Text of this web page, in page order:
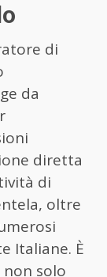
di
da
diretta
di
oltre
Italiane. È
solo